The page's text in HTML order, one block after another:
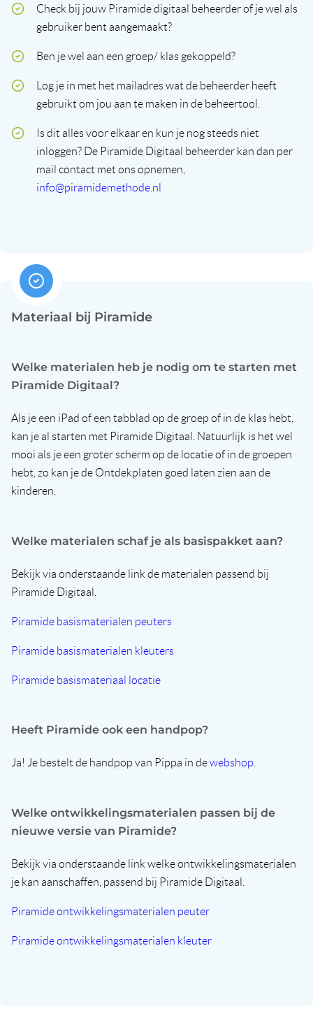
Check bij jouw Piramide digitaal beheerder of je wel als
gebruiker bent aangemaakt?
Ben je wel aan een groep/ klas gekoppeld?
Log je in met het mailadres wat de beheerder heeft
gebruikt om jou aan te maken in de beheertool.
Is dit alles voor elkaar en kun je nog steeds niet
inloggen? De Piramide Digitaal beheerder kan dan per
mail contact met ons opnemen,
info@piramidemethode.nl
Materiaal bij Piramide
Welke materialen heb je nodig om te starten met
Piramide Digitaal?
Als je een iPad of een tabblad op de groep of in de klas hebt,
kan je al starten met Piramide Digitaal. Natuurlijk is het wel
mooi als je een groter scherm op de locatie of in de groepen
hebt, zo kan je de Ontdekplaten goed laten zien aan de
kinderen.
Welke materialen schaf je als basispakket aan?
Bekijk via onderstaande link de materialen passend bij
Piramide Digitaal.
Piramide basismaterialen peuters
Piramide basismaterialen kleuters
Piramide basismateriaal locatie
Heeft Piramide ook een handpop?
Ja! Je bestelt de handpop van Pippa in dewebshop
Welke ontwikkelingsmaterialen passen bij de
nieuwe versie van Piramide?
Bekijk via onderstaande link welke ontwikkelingsmaterialen
je kan aanschaffen, passend bij Piramide Digitaal.
Piramide ontwikkelingsmaterialen peuter
Piramide ontwikkelingsmaterialen kleuter